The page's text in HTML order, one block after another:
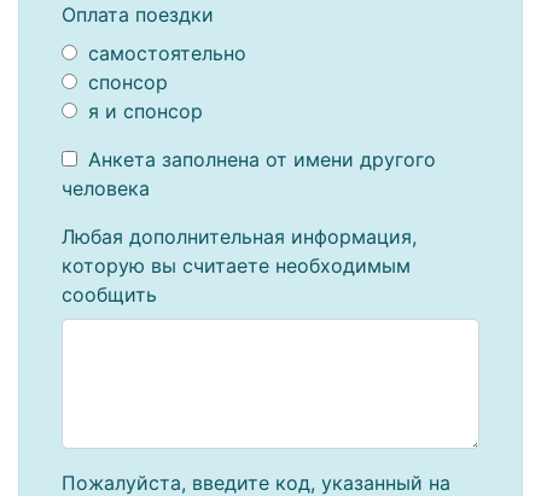
Оплата поездки
самостоятельно
спонсор
я и спонсор
Анкета заполнена от имени другого
человека
Любая дополнительная информация,
которую вы считаете необходимым
сообщить
Пожалуйста, введите код, указанный на